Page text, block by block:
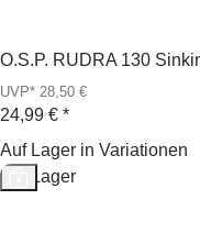
O.S.P. RUDRA 130
UVP* 28,50 €
24,99 € *
Auf Lager in Variationen
Auf Lager